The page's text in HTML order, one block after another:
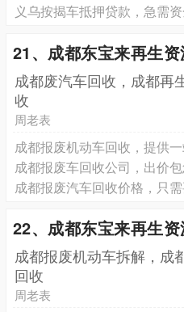
义乌按揭车抵押贷款，急需
21、成都东宝来再生
成都废汽车回收，成都再
收
周老表
成都报废机动车回收，提供
成都报废车回收公司，出价
成都报废汽车回收价格，只
22、成都东宝来再生
成都报废机动车拆解，成
回收
周老表